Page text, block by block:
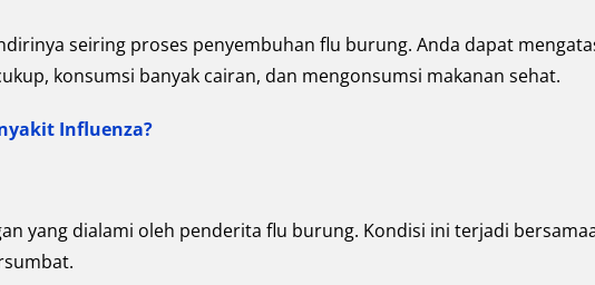
seiring proses penyembuhan flu burung. Anda dapat
konsumsi banyak cairan, dan mengonsumsi makanan sehat.
Influenza?
yang dialami oleh penderita flu burung. Kondisi ini terjadi